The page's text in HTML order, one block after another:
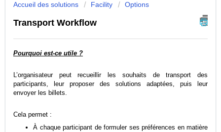
Accueil des solutions Facility Options
Transport Workflow
Pourquoi est-ce utile ?
L’organisateur peut recueillir les souhaits de transport des
participants, leur proposer des solutions adaptées, puis leur
envoyer les billets.
Cela permet :
À chaque participant de formuler ses préférences en matière